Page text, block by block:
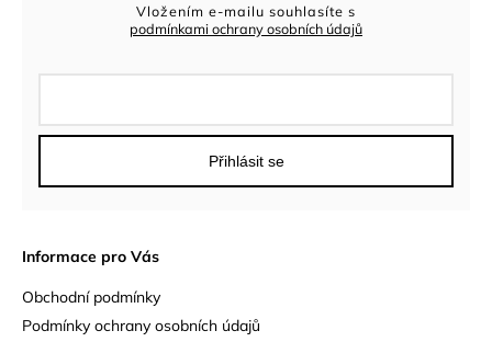
Vložením e-mailu souhlasíte s
podmínkami ochrany osobních údajů
Přihlásit se
Informace pro Vás
Obchodní podmínky
Podmínky ochrany osobních údajů